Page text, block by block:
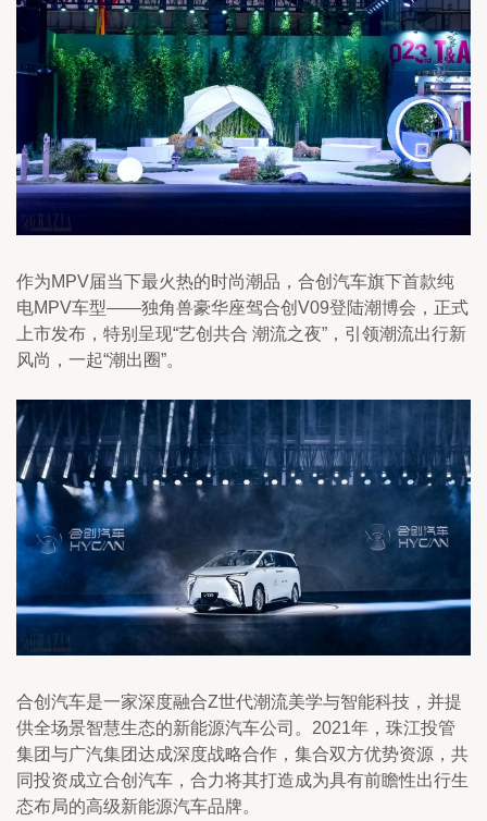
作为MPV届当下最火热的时尚潮品，合创汽车旗下首款纯
电MPV车型——独角兽豪华座驾合创V09登陆潮博会，正式
上市发布，特别呈现“艺创共合 潮流之夜”，引领潮流出行新
风尚，一起“潮出圈”。
合创汽车是一家深度融合Z世代潮流美学与智能科技，并提
供全场景智慧生态的新能源汽车公司。2021年，珠江投管
集团与广汽集团达成深度战略合作，集合双方优势资源，共
同投资成立合创汽车，合力将其打造成为具有前瞻性出行生
态布局的高级新能源汽车品牌。